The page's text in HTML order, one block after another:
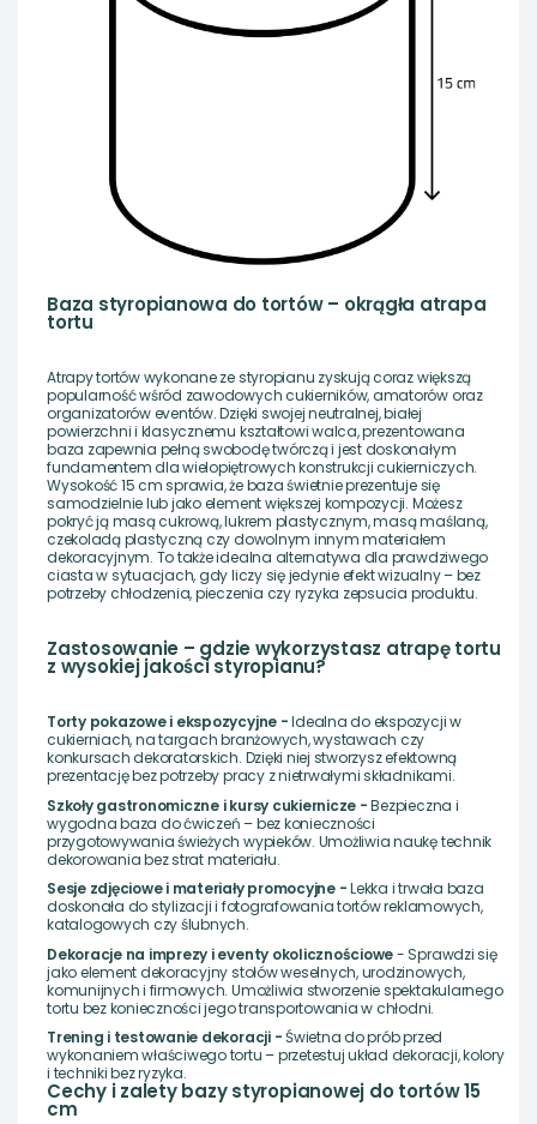
Baza styropianowa do tortów – okrągła atrapa
tortu
Atrapy tortów wykonane ze styropianu zyskują coraz większą
popularność wśród zawodowych cukierników, amatorów oraz
organizatorów eventów. Dzięki swojej neutralnej, białej
powierzchni i klasycznemu kształtowi walca, prezentowana
baza zapewnia pełną swobodę twórczą i jest doskonałym
fundamentem dla wielopiętrowych konstrukcji cukierniczych.
Wysokość 15 cm sprawia, że baza świetnie prezentuje się
samodzielnie lub jako element większej kompozycji. Możesz
pokryć ją masą cukrową, lukrem plastycznym, masą maślaną,
czekoladą plastyczną czy dowolnym innym materiałem
dekoracyjnym. To także idealna alternatywa dla prawdziwego
ciasta w sytuacjach, gdy liczy się jedynie efekt wizualny – bez
potrzeby chłodzenia, pieczenia czy ryzyka zepsucia produktu.
Zastosowanie – gdzie wykorzystasz atrapę tortu
z wysokiej jakości styropianu?
Torty pokazowe i ekspozycyjne -Idealna do ekspozycji w
cukierniach, na targach branżowych, wystawach czy
konkursach dekoratorskich. Dzięki niej stworzysz efektowną
prezentację bez potrzeby pracy z nietrwałymi składnikami.
Szkoły gastronomiczne i kursy cukiernicze -Bezpieczna i
wygodna baza do ćwiczeń – bez konieczności
przygotowywania świeżych wypieków. Umożliwia naukę technik
dekorowania bez strat materiału.
Sesje zdjęciowe i materiały promocyjne -Lekka i trwała baza
doskonała do stylizacji i fotografowania tortów reklamowych,
katalogowych czy ślubnych.
Dekoracje na imprezy i eventy okolicznościowe- Sprawdzi się
jako element dekoracyjny stołów weselnych, urodzinowych,
komunijnych i firmowych. Umożliwia stworzenie spektakularnego
tortu bez konieczności jego transportowania w chłodni.
Trening i testowanie dekoracji -Świetna do prób przed
wykonaniem właściwego tortu – przetestuj układ dekoracji, kolory
i techniki bez ryzyka.
Cechy i zalety bazy styropianowej do tortów 15
cm